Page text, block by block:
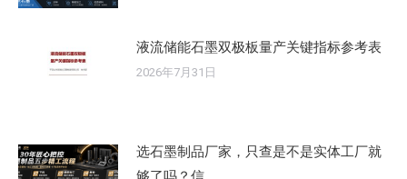
液流储能石墨双极板量产关键指标参考表
2026年7月31日
选石墨制品厂家，只查是不是实体工厂就